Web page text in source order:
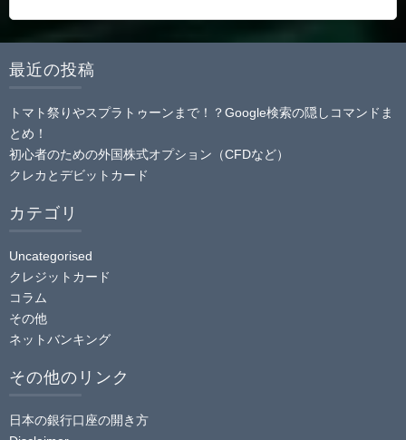
最近の投稿
トマト祭りやスプラトゥーンまで！？Google検索の隠しコマンドま
とめ！
初心者のための外国株式オプション（CFDなど）
クレカとデビットカード
カテゴリ
Uncategorised
クレジットカード
コラム
その他
ネットバンキング
その他のリンク
日本の銀行口座の開き方